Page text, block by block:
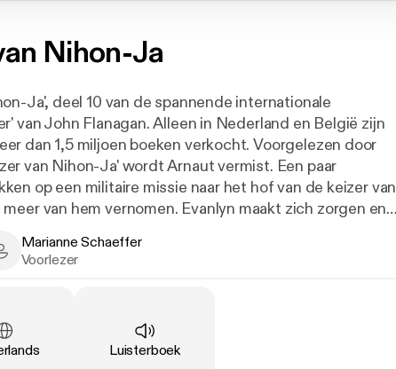
Nihon-Ja
Ja', deel 10 van de spannende internationale
van John Flanagan. Alleen in Nederland en België zijn
dan 1,5 miljoen boeken verkocht. Voorgelezen door
van Nihon-Ja' wordt Arnaut vermist. Een paar
op een militaire missie naar het hof van de keizer van
van hem vernomen. Evanlyn maakt zich zorgen en
Leden van de Senshi, een kaste die gevreesd wordt
tegen de behendige Senshi. Ook Alyss en Evanlyn
om goed samen te kunnen werken moeten deze
Marianne Schaeffer - Narrator
Marianne Schaeffer
Voorlezer
Type:
Luisterboek